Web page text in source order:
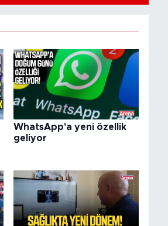
WhatsApp'a yeni özellik
geliyor